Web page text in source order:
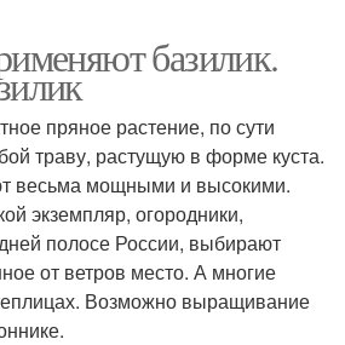
базилик.
пряное растение, по сути
траву, растущую в форме куста.
весьма мощными и высокими.
экземпляр, огородники,
полосе России, выбирают
от ветров место. А многие
Возможно выращивание